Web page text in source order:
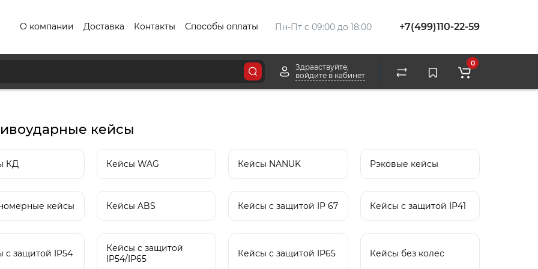
Пн-Пт с 09:00 до 18:00 +7(499)110-22-59
О компании Доставка Контакты Способы оплаты
Здравствуйте,
войдите в кабинет
0
кейсы
КД Кейсы WAG Кейсы NANUK Рэковые кейсы
кейсы Кейсы ABS Кейсы c защитой IP 67 Кейсы c защитой IP41
c защитой IP54
Кейсы c защитой
IP54/IP65
Кейсы c защитой IP65 Кейсы без колес